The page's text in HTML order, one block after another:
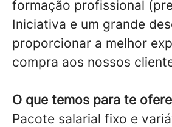
formação profissional
Iniciativa e um grande
proporcionar a melhor
compra aos nossos
O que temos para te
Pacote salarial fixo e